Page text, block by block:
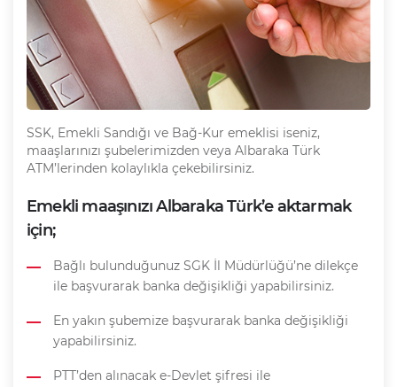
SSK, Emekli Sandığı ve Bağ-Kur emeklisi iseniz,
maaşlarınızı şubelerimizden veya Albaraka Türk
ATM’lerinden kolaylıkla çekebilirsiniz.
Emekli maaşınızı Albaraka Türk’e aktarmak
için;
Bağlı bulunduğunuz SGK İl Müdürlüğü’ne dilekçe
ile başvurarak banka değişikliği yapabilirsiniz.
En yakın şubemize başvurarak banka değişikliği
yapabilirsiniz.
PTT’den alınacak e-Devlet şifresi ile